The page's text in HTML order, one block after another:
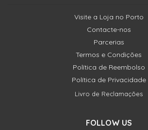
Visite a Loja no Porto
Contacte-nos
Parcerias
Termos e Condições
Política de Reembolso
Política de Privacidade
Livro de Reclamações
FOLLOW US